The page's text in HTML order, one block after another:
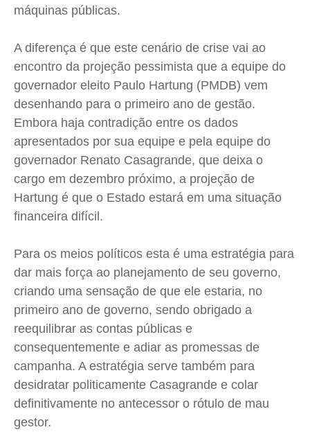
máquinas públicas.
A diferença é que este cenário de crise vai ao
encontro da projeção pessimista que a equipe do
governador eleito Paulo Hartung (PMDB) vem
desenhando para o primeiro ano de gestão.
Embora haja contradição entre os dados
apresentados por sua equipe e pela equipe do
governador Renato Casagrande, que deixa o
cargo em dezembro próximo, a projeção de
Hartung é que o Estado estará em uma situação
financeira difícil.
Para os meios políticos esta é uma estratégia para
dar mais força ao planejamento de seu governo,
criando uma sensação de que ele estaria, no
primeiro ano de governo, sendo obrigado a
reequilibrar as contas públicas e
consequentemente e adiar as promessas de
campanha. A estratégia serve também para
desidratar politicamente Casagrande e colar
definitivamente no antecessor o rótulo de mau
gestor.